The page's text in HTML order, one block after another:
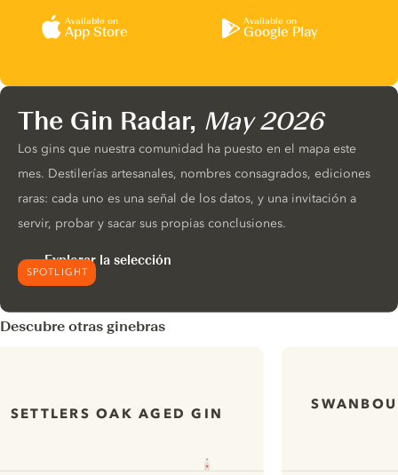
Available on
App Store
Available on
Google Play
SPOTLIGHT
The Gin Radar, May 2026
Los gins que nuestra comunidad ha puesto en el mapa este
mes. Destilerías artesanales, nombres consagrados, ediciones
raras: cada uno es una señal de los datos, y una invitación a
servir, probar y sacar sus propias conclusiones.
Explorar la selección
Descubre otras ginebras
SETTLERS OAK AGED GIN